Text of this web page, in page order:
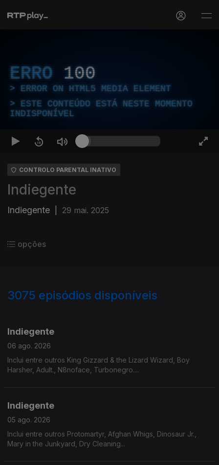
ERRO 100
ERROR ON HTML5 MEDIA ELEMENT
ESTE CONTEÚDO ESTÁ NESTE MOMENTO
INDISPONÍVEL
CONTROLO PARENTAL INATIVO
Indiegente
Indiegente 29 mai. 2025
opções
3075 episódios disponíveis
Indiegente
06 ago. 2026
Inclui entre outros King Gizzard & the Lizard Wizard, Boy
Harsher, Adult., N8noface, Turbonegro....
Indiegente
05 ago. 2026
Inclui entre outros Protomartyr, Afghan Whigs, Dinosaur Jr.,
Mary in the Junkyard, Dry Cleaning...